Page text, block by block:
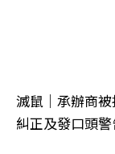
滅鼠｜承辦商
糾正及發口頭